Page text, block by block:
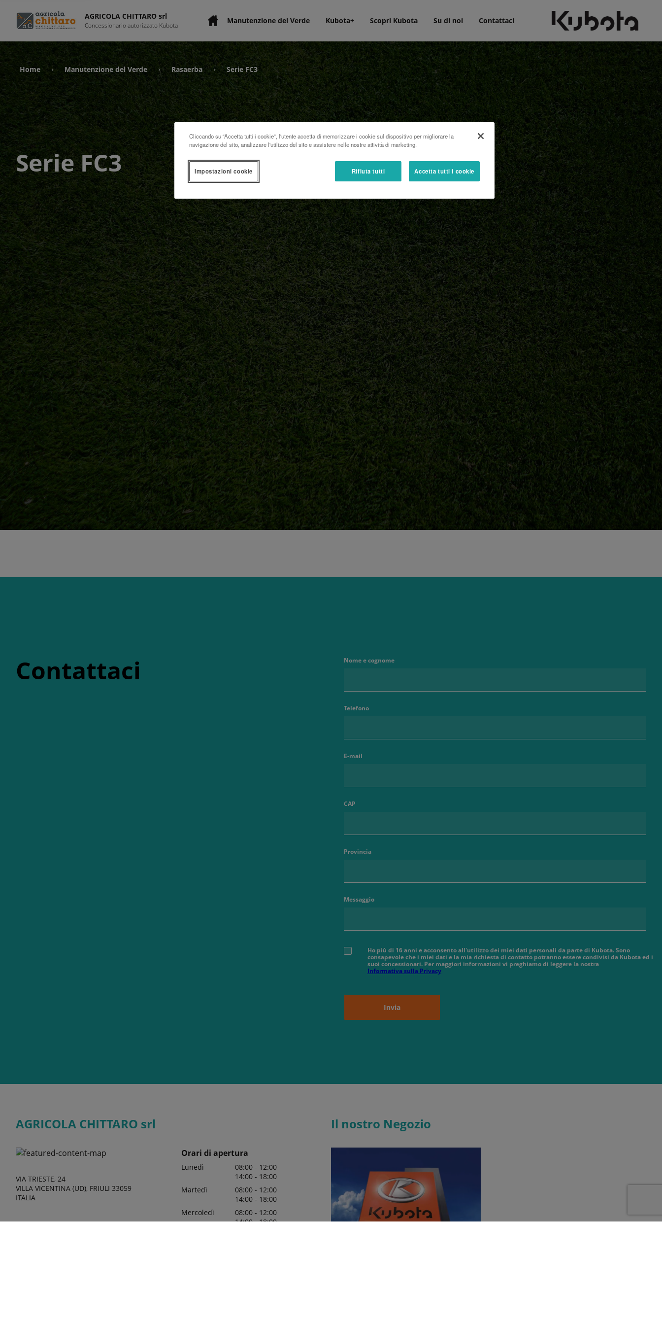
AGRICOLA CHITTARO srl
Concessionario autorizzato Kubota Manutenzione del Verde Kubota+ Scopri Kubota Su di noi Contattaci
Home › Manutenzione del Verde › Rasaerba › Serie FC3
Serie FC3
Contattaci Nome e cognome
Telefono
E-mail
CAP
Provincia
Messaggio
Ho più di 16 anni e acconsento all'utilizzo dei miei dati personali da parte di Kubota. Sono
consapevole che i miei dati e la mia richiesta di contatto potranno essere condivisi da Kubota ed i
suoi concessionari. Per maggiori informazioni vi preghiamo di leggere la nostra
Informativa sulla Privacy
Invia
AGRICOLA CHITTARO srl
VIA TRIESTE, 24
VILLA VICENTINA (UD), FRIULI 33059
ITALIA
Orari di apertura
Lunedì
08:00 - 12:00
14:00 - 18:00
Martedì
08:00 - 12:00
14:00 - 18:00
Mercoledì
08:00 - 12:00
14:00 - 18:00
Il nostro Negozio
Cliccando su “Accetta tutti i cookie”, l'utente accetta di memorizzare i cookie sul dispositivo per migliorare la
navigazione del sito, analizzare l'utilizzo del sito e assistere nelle nostre attività di marketing.
Rifiuta tutti Accetta tutti i cookie
Impostazioni cookie